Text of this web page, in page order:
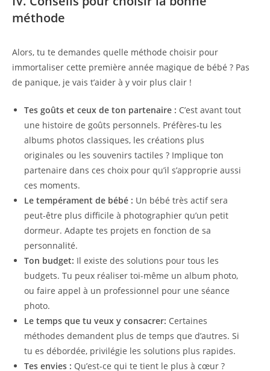
méthode
Alors, tu te demandes quelle méthode choisir pour
immortaliser cette première année magique de bébé ? Pas
de panique, je vais t’aider à y voir plus clair !
Tes goûts et ceux de ton partenaire : C’est avant tout
une histoire de goûts personnels. Préfères-tu les
albums photos classiques, les créations plus
originales ou les souvenirs tactiles ? Implique ton
partenaire dans ces choix pour qu’il s’approprie aussi
ces moments.
Le tempérament de bébé : Un bébé très actif sera
peut-être plus difficile à photographier qu’un petit
dormeur. Adapte tes projets en fonction de sa
personnalité.
Ton budget: Il existe des solutions pour tous les
budgets. Tu peux réaliser toi-même un album photo,
ou faire appel à un professionnel pour une séance
photo.
Le temps que tu veux y consacrer: Certaines
méthodes demandent plus de temps que d’autres. Si
tu es débordée, privilégie les solutions plus rapides.
Tes envies : Qu’est-ce qui te tient le plus à cœur ?